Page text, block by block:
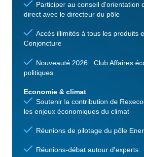
Participer au conseil d'orientation
direct avec le directeur du pôle
Accès illimités à tous les produits
Conjoncture
Nouveauté 2026: Club Affaires
politiques
Economie & climat
Soutenir la contribution de
les enjeux économiques du climat
Réunions de pilotage du pôle
Réunions-débat autour d'experts